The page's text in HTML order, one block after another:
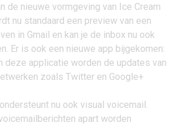
de nieuwe vormgeving van Ice Cream
nu standaard een preview van een
in Gmail en kan je de inbox nu ook
Er is ook een nieuwe app bijgekomen:
deze applicatie worden de updates van
zoals Twitter en Google+
nu ook visual voicemail.
apart worden